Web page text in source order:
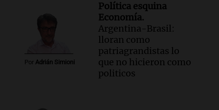
Por Adrián Simioni
Política esquina
Economía.
Argentina-Brasil:
lloran como
patriagrandistas lo
que no hicieron como
politicos